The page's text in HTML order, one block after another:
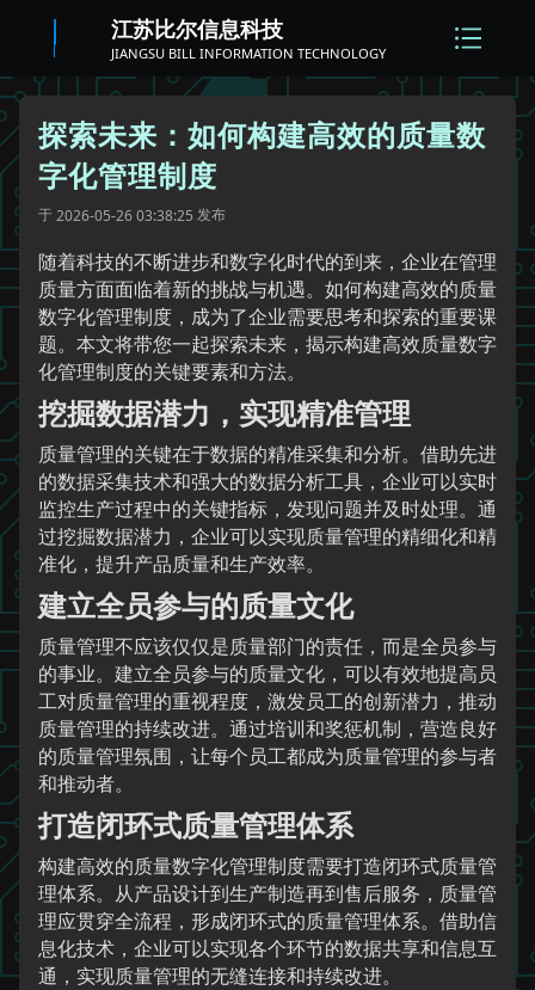
江苏比尔信息科技
JIANGSU BILL INFORMATION TECHNOLOGY
探索未来：如何构建高效的质量数
字化管理制度
于2026-05-26 03:38:25 发布
随着科技的不断进步和数字化时代的到来，企业在管理
质量方面面临着新的挑战与机遇。如何构建高效的质量
数字化管理制度，成为了企业需要思考和探索的重要课
题。本文将带您一起探索未来，揭示构建高效质量数字
化管理制度的关键要素和方法。
挖掘数据潜力，实现精准管理
质量管理的关键在于数据的精准采集和分析。借助先进
的数据采集技术和强大的数据分析工具，企业可以实时
监控生产过程中的关键指标，发现问题并及时处理。通
过挖掘数据潜力，企业可以实现质量管理的精细化和精
准化，提升产品质量和生产效率。
建立全员参与的质量文化
质量管理不应该仅仅是质量部门的责任，而是全员参与
的事业。建立全员参与的质量文化，可以有效地提高员
工对质量管理的重视程度，激发员工的创新潜力，推动
质量管理的持续改进。通过培训和奖惩机制，营造良好
的质量管理氛围，让每个员工都成为质量管理的参与者
和推动者。
打造闭环式质量管理体系
构建高效的质量数字化管理制度需要打造闭环式质量管
理体系。从产品设计到生产制造再到售后服务，质量管
理应贯穿全流程，形成闭环式的质量管理体系。借助信
息化技术，企业可以实现各个环节的数据共享和信息互
通，实现质量管理的无缝连接和持续改进。